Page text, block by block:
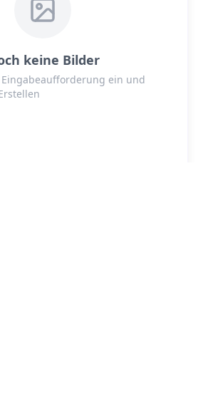
keine Bilder
Eingabeaufforderung ein und